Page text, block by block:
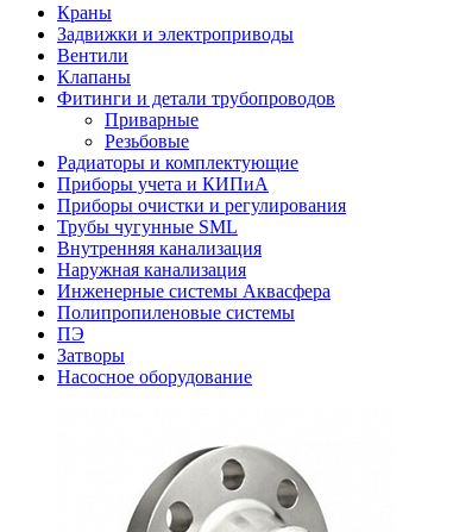
Краны
Задвижки и электроприводы
Вентили
Клапаны
Фитинги и детали трубопроводов
Приварные
Резьбовые
Радиаторы и комплектующие
Приборы учета и КИПиА
Приборы очистки и регулирования
Трубы чугунные SML
Внутренняя канализация
Наружная канализация
Инженерные системы Аквасфера
Полипропиленовые системы
ПЭ
Затворы
Насосное оборудование